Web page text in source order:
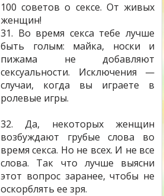
100 советов о сексе. От живых
женщин!
31. Во время секса тебе лучше
быть голым: майка, носки и
пижама не добавляют
сексуальности. Исключения —
случаи, когда вы играете в
ролевые игры.
32. Да, некоторых женщин
возбуждают грубые слова во
время секса. Но не всех. И не все
слова. Так что лучше выясни
этот вопрос заранее, чтобы не
оскорблять ее зря.